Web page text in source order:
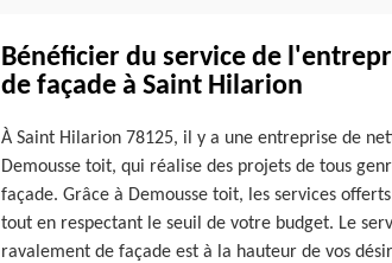
Bénéficier du service de
de façade à Saint Hilarion
À Saint Hilarion 78125, il y a une entreprise de
Demousse toit, qui réalise des projets de tous
façade. Grâce à Demousse toit, les services
tout en respectant le seuil de votre budget. Le
ravalement de façade est à la hauteur de vos